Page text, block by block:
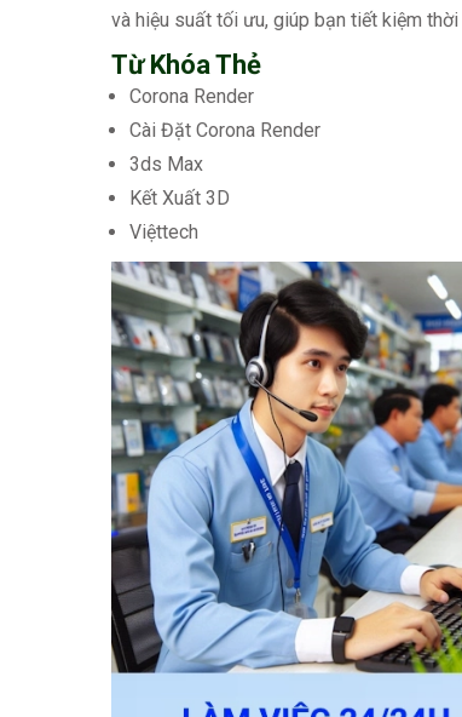
và hiệu suất tối ưu, giúp bạn tiết kiệm
Từ Khóa Thẻ
Corona Render
Cài Đặt Corona Render
3ds Max
Kết Xuất 3D
Việttech